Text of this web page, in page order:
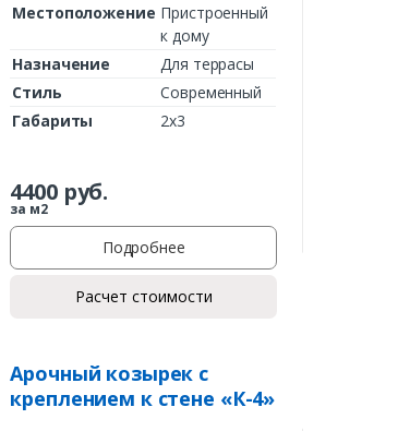
Местоположение Пристроенный
к дому
Назначение
Для террасы
Стиль
Современный
Габариты
2х3
4400руб.
за м2
Подробнее
Расчет стоимости
Арочный козырек с
креплением к стене «К-4»